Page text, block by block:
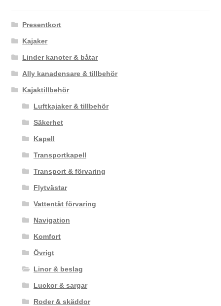
Presentkort
Kajaker
Linder kanoter & båtar
Ally kanadensare & tillbehör
Kajaktillbehör
Luftkajaker & tillbehör
Säkerhet
Kapell
Transportkapell
Transport & förvaring
Flytvästar
Vattentät förvaring
Navigation
Komfort
Övrigt
Linor & beslag
Luckor & sargar
Roder & skäddor